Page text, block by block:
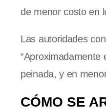
de menor costo en
Las autoridades
“Aproximadamente
peinada, y en
CÓMO SE